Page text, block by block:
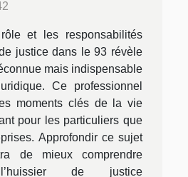
et les responsabilités
justice dans le 93 révèle
mais indispensable
Ce professionnel
moments clés de la vie
pour les particuliers que
Approfondir ce sujet
de mieux comprendre
de justice